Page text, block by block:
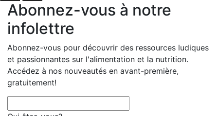
Abonnez-vous à notre
infolettre
Abonnez-vous pour découvrir des ressources ludiques
et passionnantes sur l'alimentation et la nutrition.
Accédez à nos nouveautés en avant-première,
gratuitement!